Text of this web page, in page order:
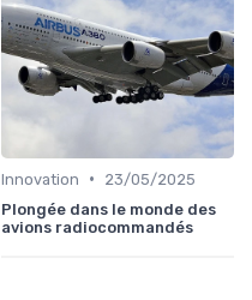
Innovation •
23/05/2025
Plongée dans le monde des
avions radiocommandés